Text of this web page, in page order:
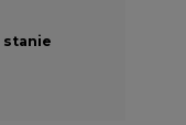
stanie